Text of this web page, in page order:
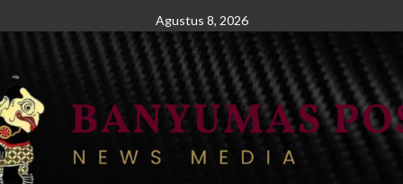
to
Agustus 8, 2026